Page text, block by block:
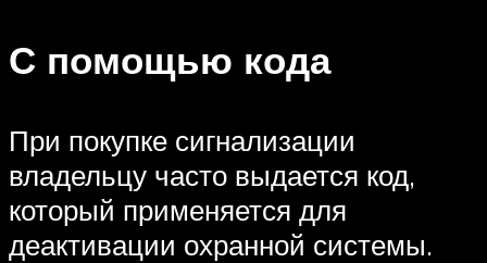
С помощью кода
При покупке сигнализации
владельцу часто выдается код,
который применяется для
деактивации охранной системы.